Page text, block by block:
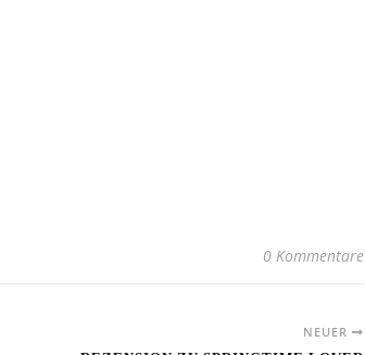
0 Kommentare
NEUER